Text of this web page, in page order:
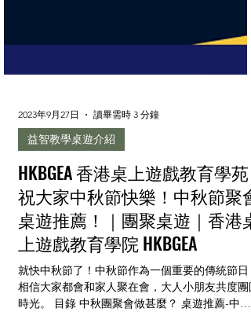
2023年9月27日 讀畢需時 3 分鐘
益智教學桌遊介紹
HKBGEA 香港桌上遊戲教育學苑
祝大家中秋節快樂！中秋節聚會
桌遊推薦！｜團聚桌遊｜香港桌
上遊戲教育學院 HKBGEA